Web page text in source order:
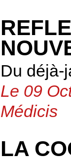
Du déjà-
Le 09
Médicis
LA